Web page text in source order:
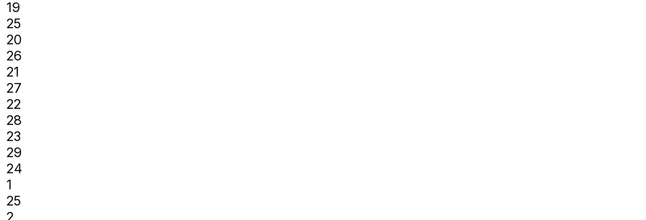
19
25
20
26
21
27
22
28
23
29
24
1
25